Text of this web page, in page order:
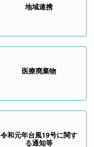
地域連携
医療廃棄物
令和元年台風19号に関す
る通知等